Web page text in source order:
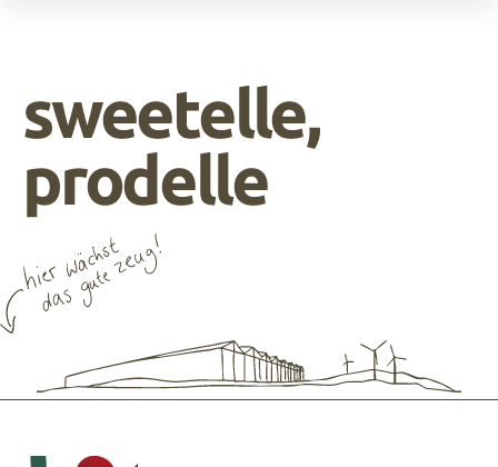
sweetelle,
prodelle